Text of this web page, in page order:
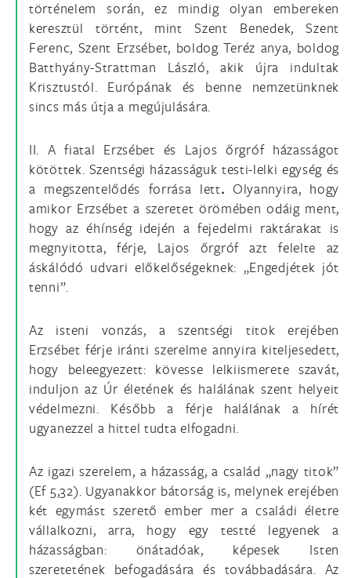
történelem során, ez mindig olyan embereken
keresztül történt, mint Szent Benedek, Szent
Ferenc, Szent Erzsébet, boldog Teréz anya, boldog
Batthyány-Strattman László, akik újra indultak
Krisztustól. Európának és benne nemzetünknek
sincs más útja a megújulására.
II. A fiatal Erzsébet és Lajos őrgróf házasságot
kötöttek. Szentségi házasságuk testi-lelki egység és
a megszentelődés forrása lett. Olyannyira, hogy
amikor Erzsébet a szeretet örömében odáig ment,
hogy az éhínség idején a fejedelmi raktárakat is
megnyitotta, férje, Lajos őrgróf azt felelte az
áskálódó udvari előkelőségeknek: „Engedjétek jót
tenni”.
Az isteni vonzás, a szentségi titok erejében
Erzsébet férje iránti szerelme annyira kiteljesedett,
hogy beleegyezett: kövesse lelkiismerete szavát,
induljon az Úr életének és halálának szent helyeit
védelmezni. Később a férje halálának a hírét
ugyanezzel a hittel tudta elfogadni.
Az igazi szerelem, a házasság, a család „nagy titok”
(Ef 5,32). Ugyanakkor bátorság is, melynek erejében
két egymást szerető ember mer a családi életre
vállalkozni, arra, hogy egy testté legyenek a
házasságban: önátadóak, képesek Isten
szeretetének befogadására és továbbadására. Az